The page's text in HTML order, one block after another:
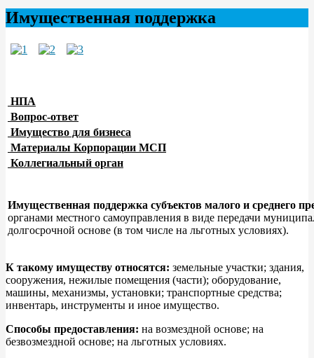
Имущественная поддержка
НПА
Вопрос-ответ
Имущество для бизнеса
Материалы Корпорации МСП
Коллегиальный орган
Имущественная поддержка субъектов малого и среднего
органами местного самоуправления в виде передачи
долгосрочной основе (в том числе на льготных условиях).
К такому имуществу относятся: земельные участки; здания,
сооружения, нежилые помещения (части); оборудование,
машины, механизмы, установки; транспортные средства;
инвентарь, инструменты и иное имущество.
Способы предоставления: на возмездной основе; на
безвозмездной основе; на льготных условиях.